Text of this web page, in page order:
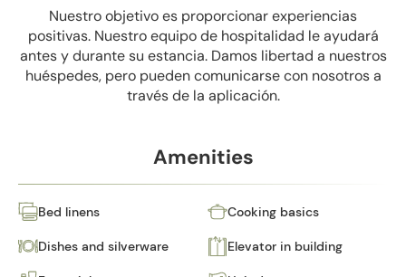
Nuestro objetivo es proporcionar experiencias
positivas. Nuestro equipo de hospitalidad le ayudará
antes y durante su estancia. Damos libertad a nuestros
huéspedes, pero pueden comunicarse con nosotros a
través de la aplicación.
Amenities
Bed linens Cooking basics
Dishes and silverware Elevator in building